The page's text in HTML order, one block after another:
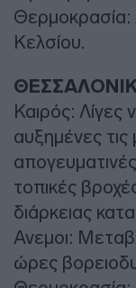
Κελσίου.
Καιρός: Λίγες
αυξημένες τις
τοπικές
διάρκειας
Ανεμοι:
ώρες